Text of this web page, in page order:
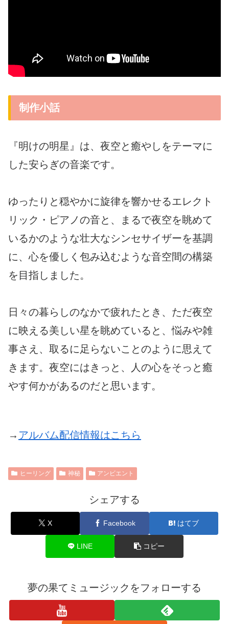
制作小話
『明けの明星』は、夜空と癒やしをテーマに
した安らぎの音楽です。
ゆったりと穏やかに旋律を響かせるエレクト
リック・ピアノの音と、まるで夜空を眺めて
いるかのような壮大なシンセサイザーを基調
に、心を優しく包み込むような音空間の構築
を目指しました。
日々の暮らしのなかで疲れたとき、ただ夜空
に映える美しい星を眺めていると、悩みや雑
事さえ、取るに足らないことのように思えて
きます。夜空にはきっと、人の心をそっと癒
やす何かがあるのだと思います。
→ アルバム配信情報はこちら
ヒーリング 神秘 アンビエント
シェアする
X Facebook はてブ
LINE コピー
夢の果てミュージックをフォローする